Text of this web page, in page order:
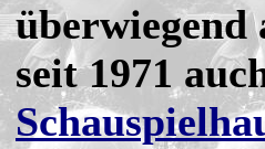
überwiegend
seit 1971